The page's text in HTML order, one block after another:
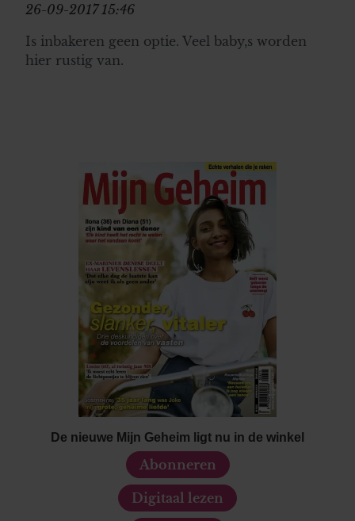
26-09-2017 15:46
Is inbakeren geen optie. Veel baby,s worden
hier rustig van.
De nieuwe Mijn Geheim ligt nu in de winkel
Abonneren
Digitaal lezen